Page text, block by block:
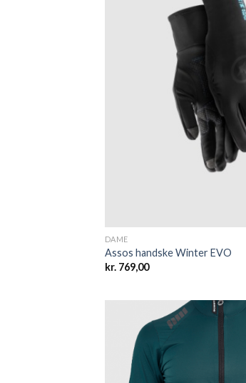
DAME
Assos handske Winter EVO
kr.769,00